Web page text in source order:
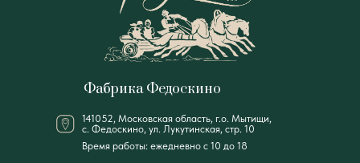
141052, Московская область, г.о. Мытищи,
с. Федоскино, ул. Лукутинская, стр. 10
Фабрика Федоскино
Время работы: ежедневно с 10 до 18